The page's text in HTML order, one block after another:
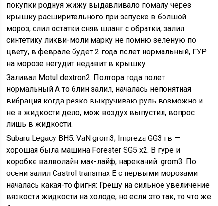
покупки роднуя жижу выдавливало помалу через
крышку расширительного при запуске в болшой
мороз, слил остатки сняв шланг с обратки, залил
синтетику ликви-моли марку не помню зеленую по
цвету, в феврале будет 2 года полет нормальный, ГУР
на морозе негудит недавит в крышку.
Заливал Motul dextron2. Полтора года полет
нормальный А то блин залил, началась непонятная
вибрация когда резко выкручиваю руль возможно и
не в жидкости дело, мож воздух выпустил, вопрос
лишь в жидкости.
Subaru Legacy BH5. VaN grom3; Impreza GG3 гв —
хорошая была машина Forester SG5 x2. В гуре и
коробке валволайн мах-лайф, нареканий. grom3. По
осени залил Castrol transmax Е с первыми морозами
началась какая-то фигня: Грешу на сильное увеличение
вязкости жидкости на холоде, но если это так, то что же